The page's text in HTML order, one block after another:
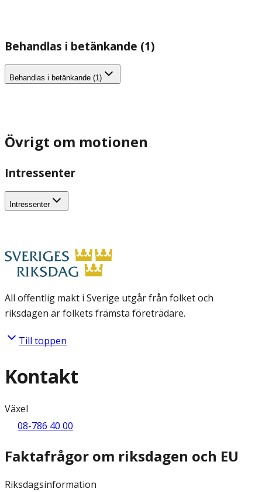
Behandlas i betänkande (1)
Behandlas i betänkande (1)
Övrigt om motionen
Intressenter
Intressenter
All offentlig makt i Sverige utgår från folket och
riksdagen är folkets främsta företrädare.
Till toppen
Kontakt
Växel
08-786 40 00
Faktafrågor om riksdagen och EU
Riksdagsinformation